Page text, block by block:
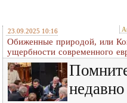
23.09.2025 10:16
Обиженные природой, или
ущербности современного